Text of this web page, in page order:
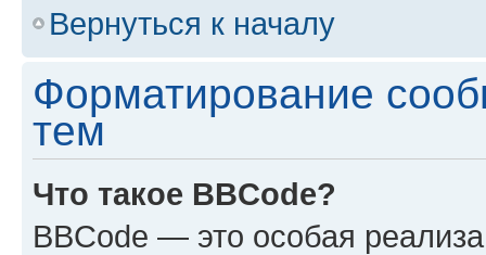
Вернуться к началу
Форматирование
тем
Что такое BBCode?
BBCode — это особая